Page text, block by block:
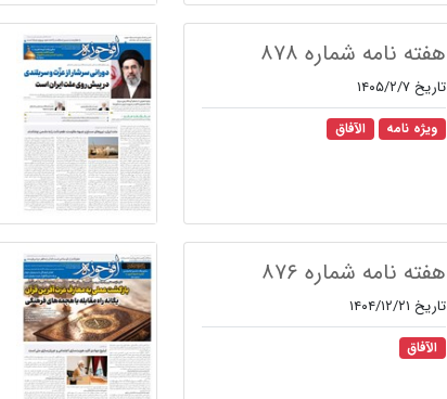
هفته نامه شماره ۸۷۸
تاریخ ۱۴۰۵/۲/۷
ویژه نامه الآفاق
هفته نامه شماره ۸۷۶
تاریخ ۱۴۰۴/۱۲/۲۱
الآفاق